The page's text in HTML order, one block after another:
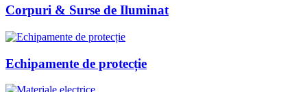
Corpuri & Surse de Iluminat
Echipamente de protecție